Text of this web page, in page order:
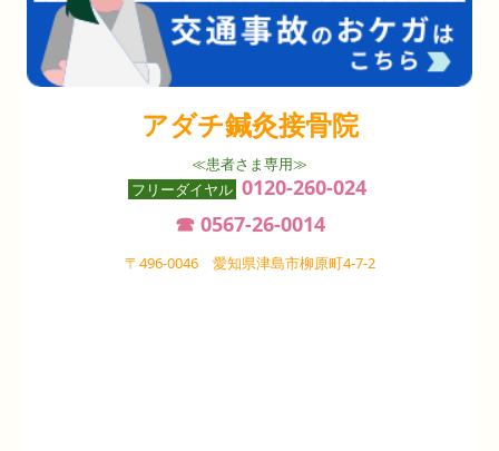
アダチ鍼灸接骨院
≪患者さま専用≫
フリーダイヤル 0120-260-024
☎ 0567-26-0014
〒496-0046 愛知県津島市柳原町4-7-2